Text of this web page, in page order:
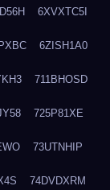
6XVXTC5I
6ZISH1A0
711BHOSD
725P81XE
73UTNHIP
74DVDXRM